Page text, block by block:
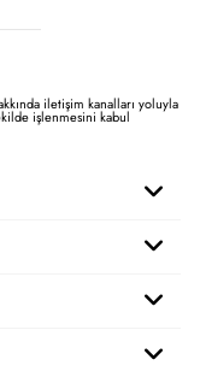
iletişim kanalları yoluyla
işlenmesini kabul